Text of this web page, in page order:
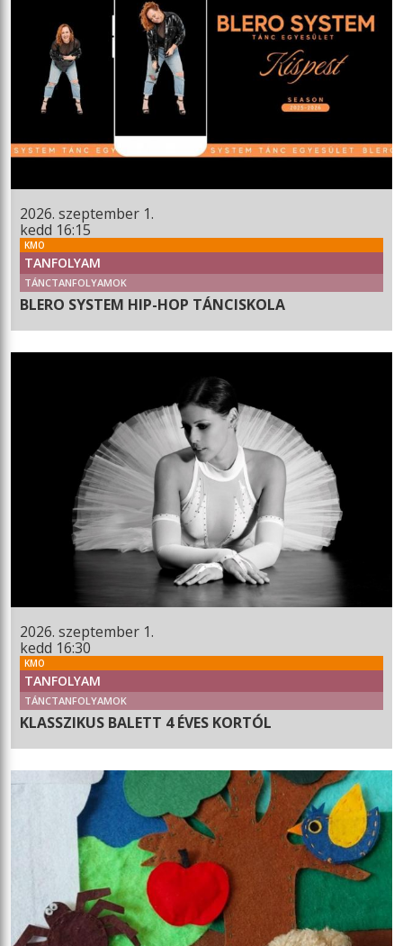
2026. szeptember 1.
kedd 16:15
KMO
TANFOLYAM
TÁNCTANFOLYAMOK
BLERO SYSTEM HIP-HOP TÁNCISKOLA
2026. szeptember 1.
kedd 16:30
KMO
TANFOLYAM
TÁNCTANFOLYAMOK
KLASSZIKUS BALETT 4 ÉVES KORTÓL